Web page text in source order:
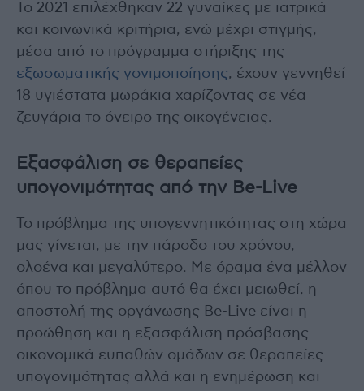
Το 2021 επιλέχθηκαν 22 γυναίκες με ιατρικά
και κοινωνικά κριτήρια, ενώ μέχρι στιγμής,
μέσα από το πρόγραμμα στήριξης της
εξωσωματικής γονιμοποίησης, έχουν γεννηθεί
18 υγιέστατα μωράκια χαρίζοντας σε νέα
ζευγάρια το όνειρο της οικογένειας.
Εξασφάλιση σε θεραπείες
υπογονιμότητας από την Be-Live
Το πρόβλημα της υπογεννητικότητας στη χώρα
μας γίνεται, με την πάροδο του χρόνου,
ολοένα και μεγαλύτερο. Με όραμα ένα μέλλον
όπου το πρόβλημα αυτό θα έχει μειωθεί, η
αποστολή της οργάνωσης Be-Live είναι η
προώθηση και η εξασφάλιση πρόσβασης
οικονομικά ευπαθών ομάδων σε θεραπείες
υπογονιμότητας αλλά και η ενημέρωση και